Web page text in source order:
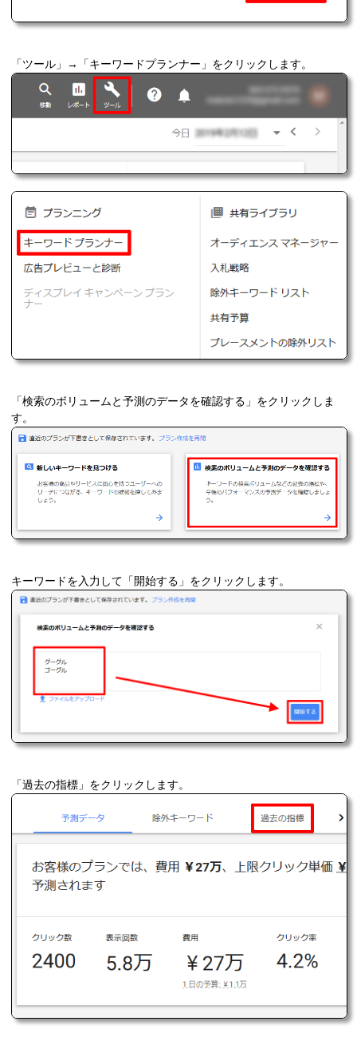
「ツール」→「キーワードプランナー」をクリックします。
「検索のボリュームと予測のデータを確認する」をクリックしま
す。
キーワードを入力して「開始する」をクリックします。
「過去の指標」をクリックします。